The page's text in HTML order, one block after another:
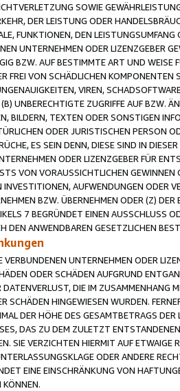
SOWIE
DER LEISTUNG ODER
FUNKTIONEN, DEN
UNTERNEHMEN ODER LIZENZGEBER
BZW. AUF BESTIMMTE ART UND
FREI VON SCHÄDLICHEN
VIREN,
UNBERECHTIGTE ZUGRIFFE AUF BZW.
BILDERN, TEXTEN ODER SONSTIGEN
ODER JURISTISCHEN PERSON
ES SEIN DENN, DIESE SIND IN
ODER LIZENZGEBER FÜR
VON VORAUSSICHTLICHEN
AUFWENDUNGEN ODER
BZW. ÜBERNEHMEN ODER (Z)
7 BEGRÜNDET EINEN AUSSCHLUSS
DEN ANWENDBAREN GESETZLICHEN
VERBUNDENEN UNTERNEHMEN ODER
ODER SCHÄDEN AUFGRUND
DIE IM ZUSAMMENHANG
SCHÄDEN HINGEWIESEN WURDEN.
DER HÖHE DES GESAMTBETRAGS
DAS ZU DEM ZULETZT
SIE VERZICHTEN HIERMIT AUF
ODER ANDERE
EINE EINSCHRÄNKUNG VON
KÖNNEN.